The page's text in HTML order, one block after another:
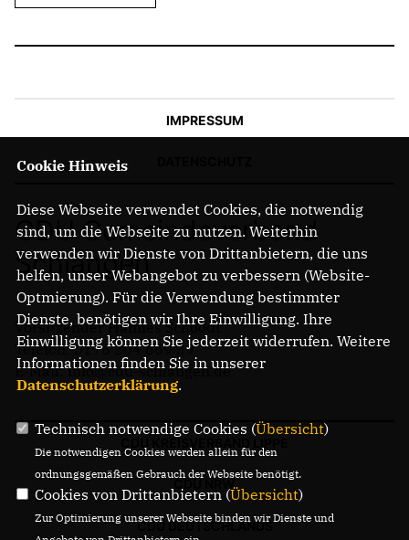
IMPRESSUM
CDU Gemeindeverband
Schlangen
Vorsitzender Hannes Schoodt
Telefon: 0176 204 669 39
E-Mail: info@cdu-schlangen.de
CDU NRW
CDU DEUTSCHLANDS
Cookie Hinweis
Diese Webseite verwendet Cookies, die notwendig
sind, um die Webseite zu nutzen. Weiterhin
verwenden wir Dienste von Drittanbietern, die uns
helfen, unser Webangebot zu verbessern (Website-
Optmierung). Für die Verwendung bestimmter
Dienste, benötigen wir Ihre Einwilligung. Ihre
Einwilligung können Sie jederzeit widerrufen. Weitere
Informationen finden Sie in unserer
Datenschutzerklärung.
Technisch notwendige Cookies (Übersicht)
Die notwendigen Cookies werden allein für den
ordnungsgemäßen Gebrauch der Webseite benötigt.
Cookies von Drittanbietern (Übersicht)
Zur Optimierung unserer Webseite binden wir Dienste und